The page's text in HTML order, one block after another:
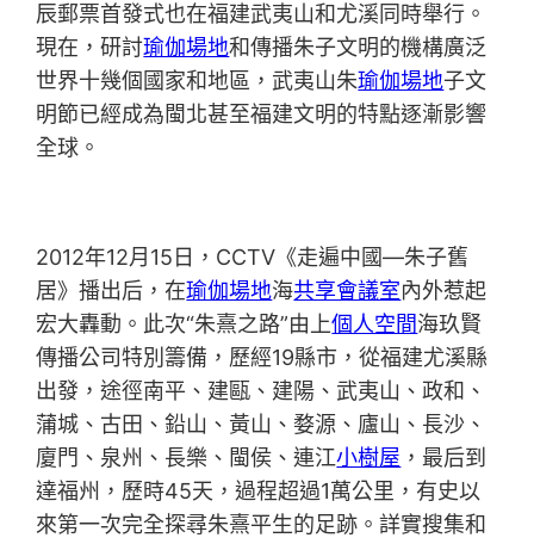
辰郵票首發式也在福建武夷山和尤溪同時舉行。
現在，研討瑜伽場地和傳播朱子文明的機構廣泛
世界十幾個國家和地區，武夷山朱瑜伽場地子文
明節已經成為閩北甚至福建文明的特點逐漸影響
全球。
2012年12月15日，CCTV《走遍中國—朱子舊
居》播出后，在瑜伽場地海共享會議室內外惹起
宏大轟動。此次“朱熹之路”由上個人空間海玖賢
傳播公司特別籌備，歷經19縣市，從福建尤溪縣
出發，途徑南平、建甌、建陽、武夷山、政和、
蒲城、古田、鉛山、黃山、婺源、廬山、長沙、
廈門、泉州、長樂、閩侯、連江小樹屋 ，最后到
達福州，歷時45天，過程超過1萬公里，有史以
來第一次完全探尋朱熹平生的足跡。詳實搜集和